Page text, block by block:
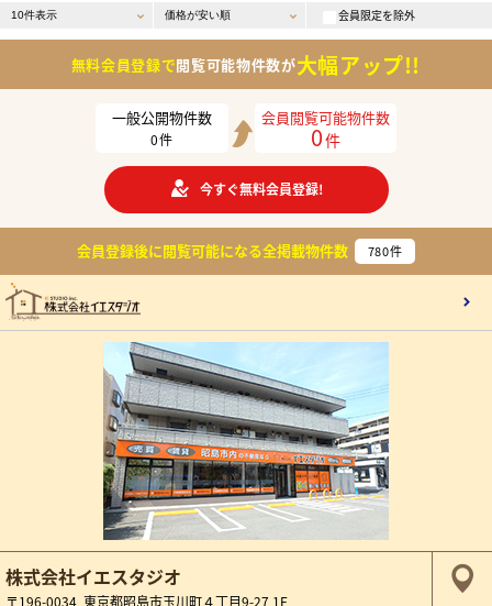
会員限定を除外
無料会員登録で閲覧可能物件数が大幅アップ!!
一般公開物件数
0件
会員閲覧可能物件数
0件
今すぐ無料会員登録!
会員登録後に閲覧可能になる全掲載物件数 780件
株式会社イエスタジオ
〒196-0034 東京都昭島市玉川町４丁目9-27 1F